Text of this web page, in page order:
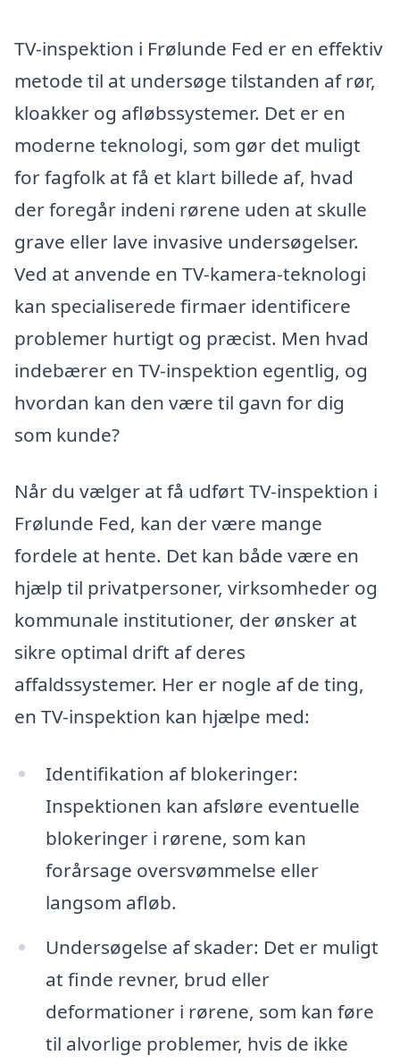
TV-inspektion i Frølunde Fed er en effektiv
metode til at undersøge tilstanden af rør,
kloakker og afløbssystemer. Det er en
moderne teknologi, som gør det muligt
for fagfolk at få et klart billede af, hvad
der foregår indeni rørene uden at skulle
grave eller lave invasive undersøgelser.
Ved at anvende en TV-kamera-teknologi
kan specialiserede firmaer identificere
problemer hurtigt og præcist. Men hvad
indebærer en TV-inspektion egentlig, og
hvordan kan den være til gavn for dig
som kunde?
Når du vælger at få udført TV-inspektion i
Frølunde Fed, kan der være mange
fordele at hente. Det kan både være en
hjælp til privatpersoner, virksomheder og
kommunale institutioner, der ønsker at
sikre optimal drift af deres
affaldssystemer. Her er nogle af de ting,
en TV-inspektion kan hjælpe med:
Identifikation af blokeringer:
Inspektionen kan afsløre eventuelle
blokeringer i rørene, som kan
forårsage oversvømmelse eller
langsom afløb.
Undersøgelse af skader: Det er muligt
at finde revner, brud eller
deformationer i rørene, som kan føre
til alvorlige problemer, hvis de ikke